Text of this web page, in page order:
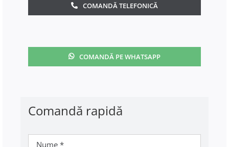
COMANDĂ TELEFONICĂ
COMANDĂ PE WHATSAPP
Comandă rapidă